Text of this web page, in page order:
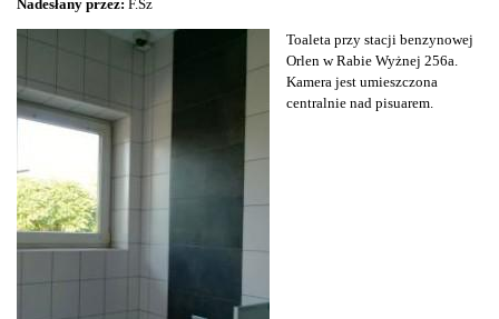
Nadesłany przez: F.Sz
Toaleta przy stacji benzynowej
Orlen w Rabie Wyżnej 256a.
Kamera jest umieszczona
centralnie nad pisuarem.